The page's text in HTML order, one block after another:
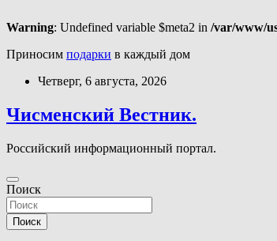
Warning: Undefined variable $meta2 in /var/www/
Приносим подарки в каждый дом
Перейти
содержимому
Четверг, 6 августа, 2026
Чисменский Вестник.
Российский информационный портал.
Поиск
Поиск